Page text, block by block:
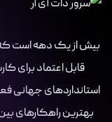
قابل اعتماد برای
استانداردهای جهانی
بهترین راهکارهای